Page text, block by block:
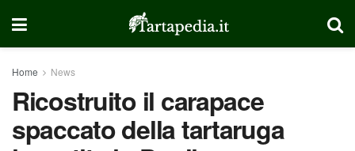
Home News
Ricostruito il carapace
spaccato della tartaruga